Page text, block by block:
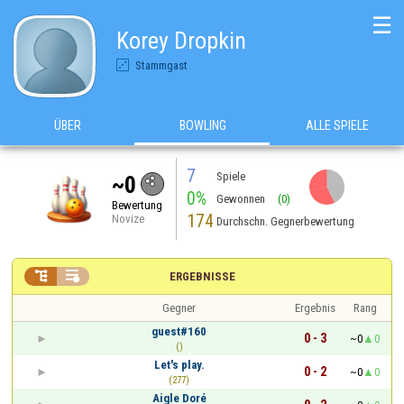
Korey Dropkin
Stammgast
☰
ÜBER BOWLING ALLE SPIELE
~0
Bewertung
Novize
7 Spiele
0% Gewonnen (0)
174 Durchschn. Gegnerbewertung
ERGEBNISSE
 
Gegner Ergebnis
Rang
guest#160
()
0 - 3 ~0
0
Let's play.
(277)
0 - 2 ~0
0
Aigle Doré